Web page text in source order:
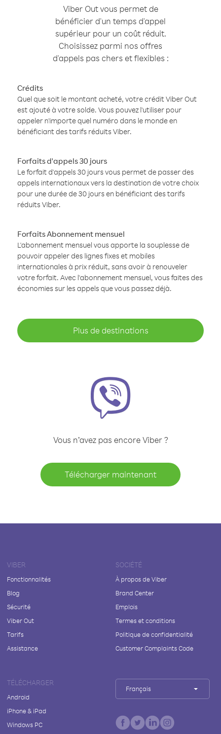
Viber Out vous permet de
bénéficier d'un temps d'appel
supérieur pour un coût réduit.
Choisissez parmi nos offres
d'appels pas chers et flexibles :
Crédits
Quel que soit le montant acheté, votre crédit Viber Out
est ajouté à votre solde. Vous pouvez l'utiliser pour
appeler n'importe quel numéro dans le monde en
bénéficiant des tarifs réduits Viber.
Forfaits d'appels 30 jours
Le forfait d'appels 30 jours vous permet de passer des
appels internationaux vers la destination de votre choix
pour une durée de 30 jours en bénéficiant des tarifs
réduits Viber.
Forfaits Abonnement mensuel
L'abonnement mensuel vous apporte la souplesse de
pouvoir appeler des lignes fixes et mobiles
internationales à prix réduit, sans avoir à renouveler
votre forfait. Avec l'abonnement mensuel, vous faites des
économies sur les appels que vous passez déjà.
Plus de destinations
Vous n’avez pas encore Viber ?
Télécharger maintenant
VIBER
Fonctionnalités
Blog
Sécurité
Viber Out
Tarifs
Assistance
SOCIÉTÉ
À propos de Viber
Brand Center
Emplois
Termes et conditions
Politique de confidentialité
Customer Complaints Code
TÉLÉCHARGER
Android
iPhone & iPad
Windows PC
Français